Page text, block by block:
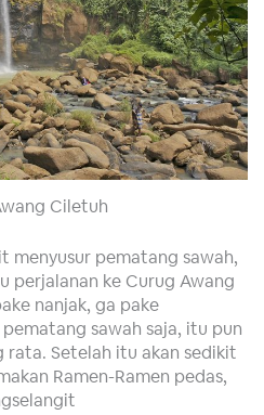
Ciletuh
menyusur pematang sawah,
perjalanan ke Curug Awang
nanjak, ga pake
sawah saja, itu pun
rata. Setelah itu akan sedikit
Ramen-Ramen pedas,